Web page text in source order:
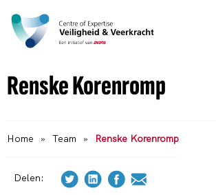
Renske Korenromp
Home » Team » Renske Korenromp
Delen: